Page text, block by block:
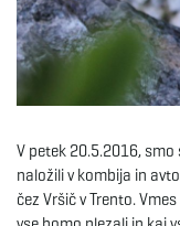
V petek 20.5.2016,
naložili v kombija in
čez Vršič v Trento.